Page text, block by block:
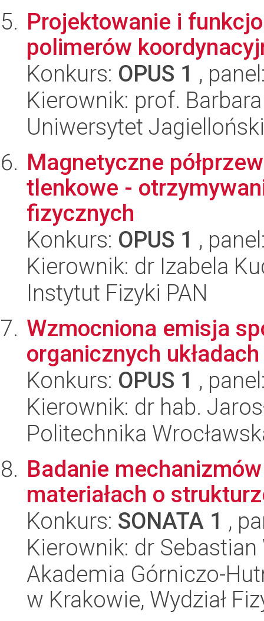
Projektowanie i
polimerów
Konkurs: OPUS 1 ,
Kierownik: prof.
Uniwersytet
Magnetyczne
tlenkowe -
fizycznych
Konkurs: OPUS 1 ,
Kierownik: dr Izabela
Instytut Fizyki PAN
Wzmocniona emisja
organicznych
Konkurs: OPUS 1 ,
Kierownik: dr hab.
Politechnika
Badanie
materiałach o
Konkurs: SONATA 1 ,
Kierownik: dr
Akademia Górniczo-
w Krakowie, Wydział